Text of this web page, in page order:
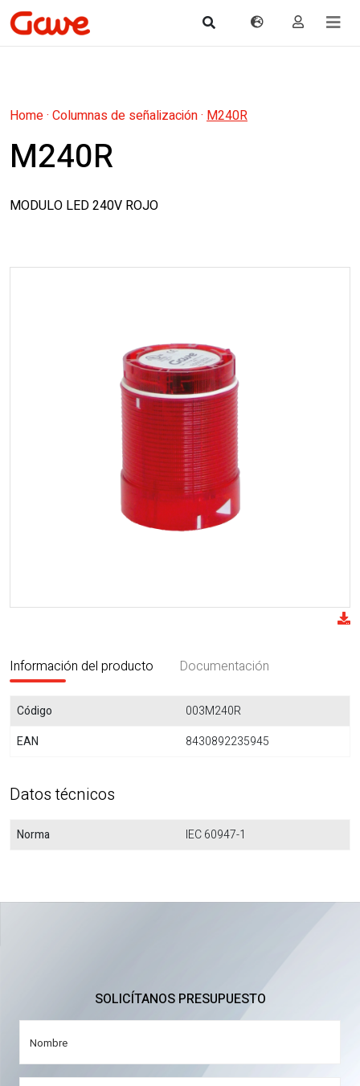
Home· Columnas de señalización· M240R
M240R
MODULO LED 240V ROJO
Información del producto Documentación
Código
003M240R
EAN
8430892235945
Datos técnicos
Norma IEC 60947-1
SOLICÍTANOS PRESUPUESTO